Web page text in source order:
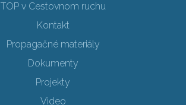
TOP v Cestovnom ruchu
Kontakt
Propagačné materiály
Dokumenty
Projekty
Video